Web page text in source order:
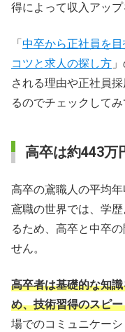
得によって収入アップ
「 中卒から正社員を
コツと求人の探し方
される理由や正社員
るのでチェックしてみ
高卒は約443万
高卒の鳶職人の平均
鳶職の世界では、学
るため、高卒と中卒
せん。
高卒者は基礎的な知
め、技術習得のスピ
場でのコミュニケー